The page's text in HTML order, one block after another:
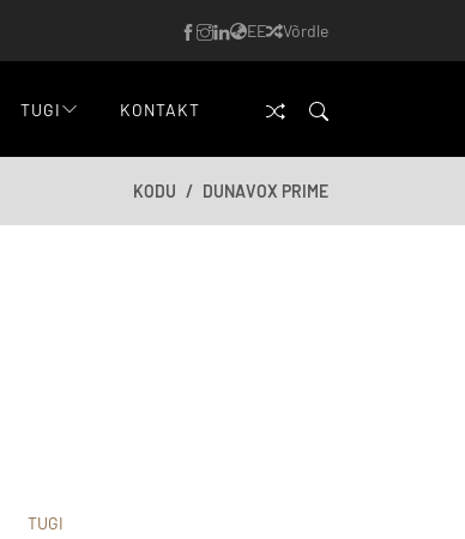
EE Võrdle
TUGI KONTAKT
KODU DUNAVOX PRIME
TUGI